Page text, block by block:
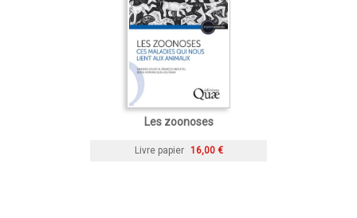
Les zoonoses
Livre papier 16,00 €